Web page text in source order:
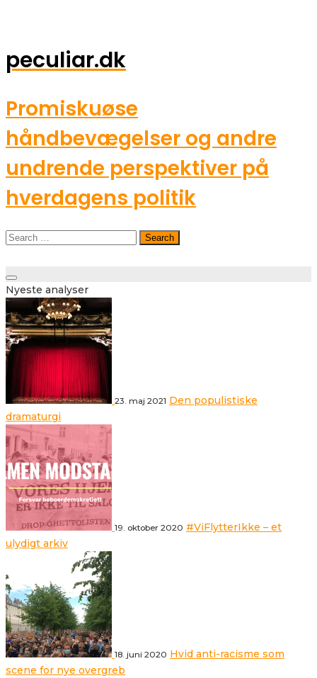
peculiar.dk
Promiskuøse
håndbevægelser og andre
undrende perspektiver på
hverdagens politik
Search
Toggle
navigation
Nyeste analyser
23. maj 2021 Den populistiske
dramaturgi
19. oktober 2020 #ViFlytterIkke – et
ulydigt arkiv
18. juni 2020 Hvid anti-racisme som
scene for nye overgreb